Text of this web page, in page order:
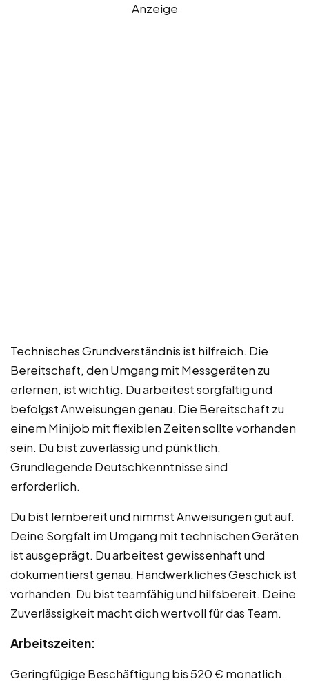
Anzeige
Technisches Grundverständnis ist hilfreich. Die
Bereitschaft, den Umgang mit Messgeräten zu
erlernen, ist wichtig. Du arbeitest sorgfältig und
befolgst Anweisungen genau. Die Bereitschaft zu
einem Minijob mit flexiblen Zeiten sollte vorhanden
sein. Du bist zuverlässig und pünktlich.
Grundlegende Deutschkenntnisse sind
erforderlich.
Du bist lernbereit und nimmst Anweisungen gut auf.
Deine Sorgfalt im Umgang mit technischen Geräten
ist ausgeprägt. Du arbeitest gewissenhaft und
dokumentierst genau. Handwerkliches Geschick ist
vorhanden. Du bist teamfähig und hilfsbereit. Deine
Zuverlässigkeit macht dich wertvoll für das Team.
Arbeitszeiten:
Geringfügige Beschäftigung bis 520 € monatlich.